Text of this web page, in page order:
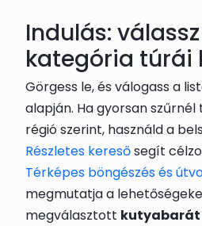
Indulás:
kategória túrái
Görgess le, és válogass a
alapján. Ha gyorsan szűrnél
régió szerint, használd a
Részletes keresősegít
Térképes böngészés és
megmutatja a
megválasztott